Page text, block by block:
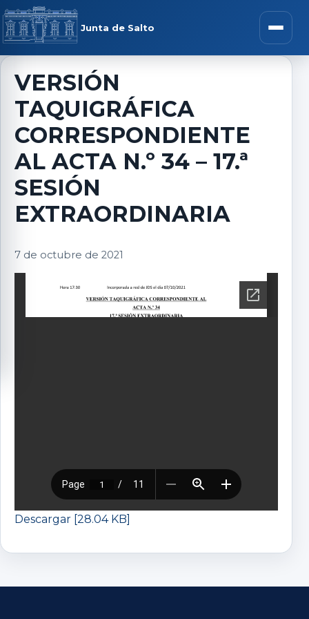
Saltar al contenido
Junta de Salto Abrir
menú
VERSIÓN
TAQUIGRÁFICA
CORRESPONDIENTE
AL ACTA N.º 34 – 17.ª
SESIÓN
EXTRAORDINARIA
7 de octubre de 2021
Descargar [28.04 KB]